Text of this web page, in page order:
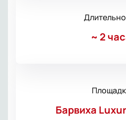
~ 2
Барвиха